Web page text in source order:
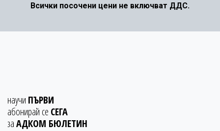
Всички посочени цени не включват ДДС.
научи ПЪРВИ
абонирай се СЕГА
заАДКОМ БЮЛЕТИН